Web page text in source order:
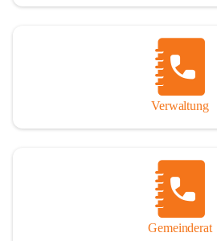
Verwaltung
Gemeinderat